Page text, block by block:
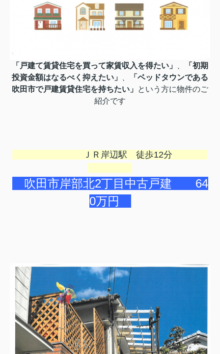
「戸建て賃貸住宅を買って家賃収入を得たい」
「初期
投資金額はなるべく抑えたい」
「ベッドタウンである
吹田市で戸建賃貸住宅を持ちたい」 という方に物件のご
紹介です
ＪＲ岸辺駅 徒歩12分
吹田市岸部北2丁目中古戸建 64
0万円